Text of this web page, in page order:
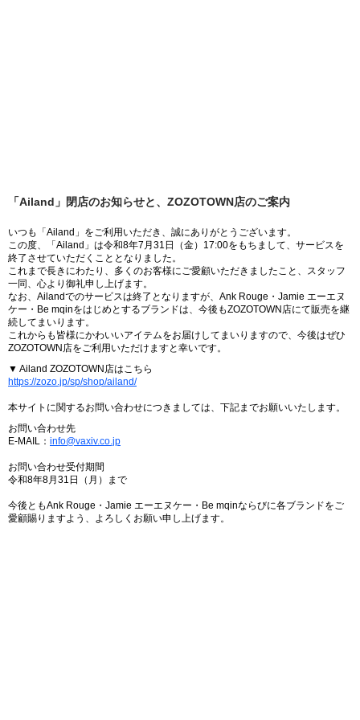
「Ailand」閉店のお知らせと、ZOZOTOWN店のご案内
いつも「Ailand」をご利用いただき、誠にありがとうございます。
この度、「Ailand」は令和8年7月31日（金）17:00をもちまして、サービスを
終了させていただくこととなりました。
これまで長きにわたり、多くのお客様にご愛顧いただきましたこと、スタッフ
一同、心より御礼申し上げます。
なお、Ailandでのサービスは終了となりますが、Ank Rouge・Jamie エーエヌ
ケー・Be mqinをはじめとするブランドは、今後もZOZOTOWN店にて販売を継
続してまいります。
これからも皆様にかわいいアイテムをお届けしてまいりますので、今後はぜひ
ZOZOTOWN店をご利用いただけますと幸いです。
▼ Ailand ZOZOTOWN店はこちら
https://zozo.jp/sp/shop/ailand/
本サイトに関するお問い合わせにつきましては、下記までお願いいたします。
お問い合わせ先
E-MAIL： info@vaxiv.co.jp
お問い合わせ受付期間
令和8年8月31日（月）まで
今後ともAnk Rouge・Jamie エーエヌケー・Be mqinならびに各ブランドをご
愛顧賜りますよう、よろしくお願い申し上げます。